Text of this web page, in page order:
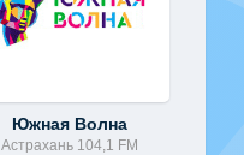
Южная Волна
Астрахань 104,1 FM